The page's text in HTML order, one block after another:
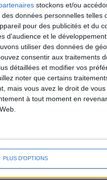
stockons et/ou
données personnelles
pour des publicités et du
d'audience et le développement
utiliser des données de
consentir aux traitements
détaillées et modifier vos
noter que certains
mais vous avez le droit de
à tout moment en
PLUS D'OPTIONS
Motivation
et de la Communauté
rapprocher
Je suis
une femme